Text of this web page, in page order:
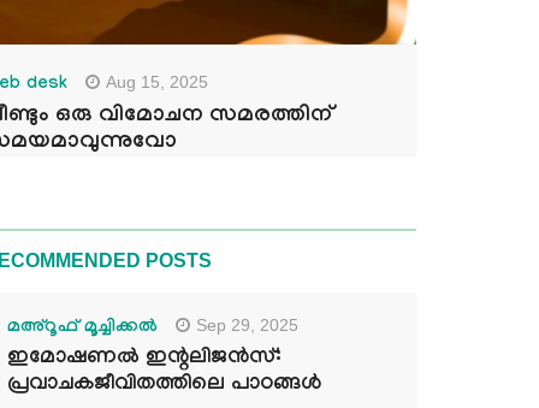
desk Aug 15, 2025
ഒരു വിമോചന സമരത്തിന്
POSTS
മഅ്റൂഫ് മൂച്ചിക്കല്‍ Sep 29, 2025
ഇമോഷണൽ ഇന്റലിജൻസ്:
പ്രവാചകജീവിതത്തിലെ പാഠങ്ങൾ